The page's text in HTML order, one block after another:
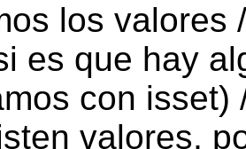
los valores
es que hay
con
valores,